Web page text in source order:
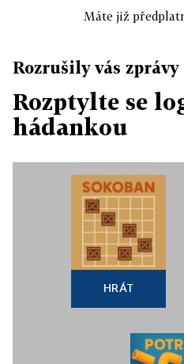
Máte již
Rozrušily vás
Rozptylte se
hádankou
HRÁT